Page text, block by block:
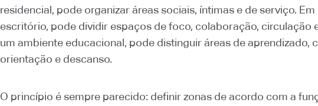
residencial, pode organizar áreas sociais, íntimas e de serviço. Em
escritório, pode dividir espaços de foco, colaboração, circulação
um ambiente educacional, pode distinguir áreas de aprendizado,
orientação e descanso.
O princípio é sempre parecido: definir zonas de acordo com a